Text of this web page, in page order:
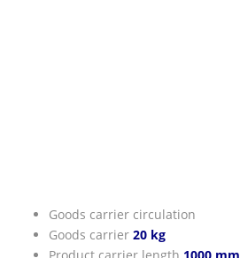
Goods carrier circulation
Goods carrier 20 kg
Product carrier length 1000 mm